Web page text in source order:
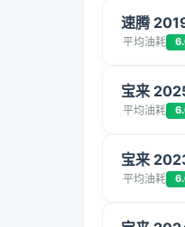
速腾
平均油耗
宝来
平均油耗
宝来
平均油耗